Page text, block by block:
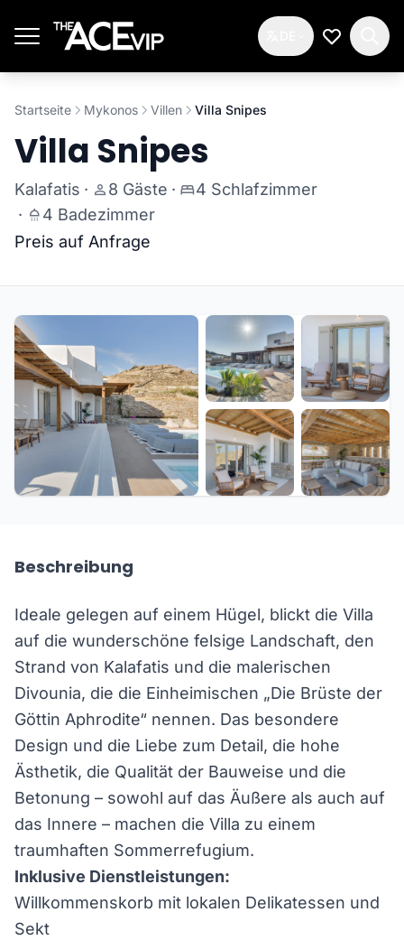
Meine
Startseite Mykonos Villen Villa Snipes
Villa Snipes
Kalafatis · 8 Gäste ·
4 Schlafzimmer
·
4 Badezimmer
Preis auf Anfrage
Beschreibung
Ideale gelegen auf einem Hügel, blickt die Villa
auf die wunderschöne felsige Landschaft, den
Strand von Kalafatis und die malerischen
Divounia, die die Einheimischen „Die Brüste der
Göttin Aphrodite“ nennen. Das besondere
Design und die Liebe zum Detail, die hohe
Ästhetik, die Qualität der Bauweise und die
Betonung – sowohl auf das Äußere als auch auf
das Innere – machen die Villa zu einem
traumhaften Sommerrefugium.
Inklusive Dienstleistungen:
Willkommenskorb mit lokalen Delikatessen und
Sekt